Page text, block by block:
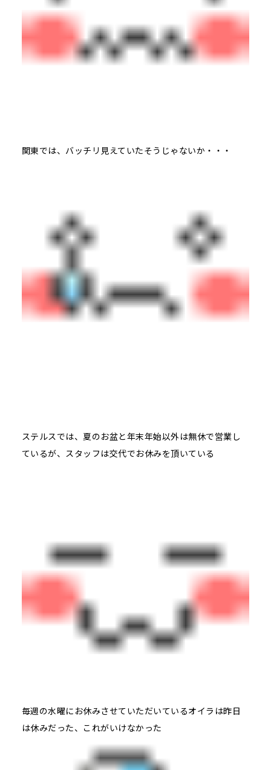
関東では、バッチリ見えていたそうじゃないか・・・
ステルスでは、夏のお盆と年末年始以外は無休で営業し
ているが、スタッフは交代でお休みを頂いている
毎週の水曜にお休みさせていただいているオイラは昨日
は休みだった、これがいけなかった